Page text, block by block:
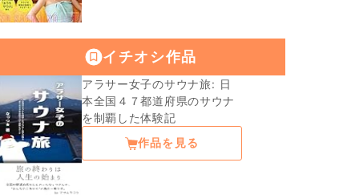
イチオシ作品
アラサー女子のサウナ旅: 日
本全国４７都道府県のサウナ
を制覇した体験記
作品を見る